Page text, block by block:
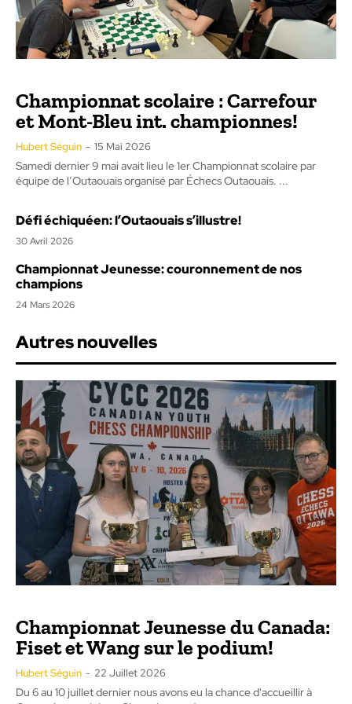
Championnat scolaire : Carrefour
et Mont-Bleu int. championnes!
Hubert Séguin - 15 Mai 2026
Samedi dernier 9 mai avait lieu le 1er Championnat scolaire par
équipe de l’Outaouais organisé par Échecs Outaouais. ...
Défi échiquéen: l’Outaouais s’illustre!
30 Avril 2026
Championnat Jeunesse: couronnement de nos
champions
24 Mars 2026
Autres nouvelles
Championnat Jeunesse du Canada:
Fiset et Wang sur le podium!
Hubert Séguin - 22 Juillet 2026
Du 6 au 10 juillet dernier nous avons eu la chance d'accueillir à